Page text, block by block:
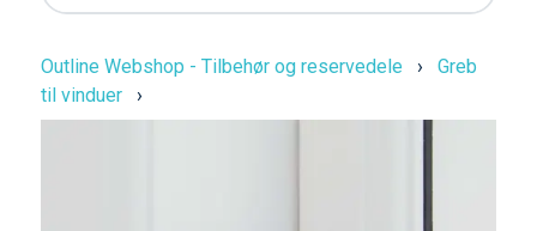
Outline Webshop - Tilbehør og reservedele ›
Greb
til vinduer
›